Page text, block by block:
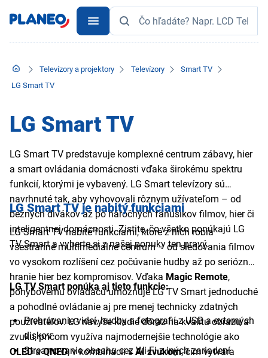
Televízory a projektory Televízory
Smart TV
LG Smart TV
LG Smart TV
LG Smart TV predstavuje komplexné centrum zábavy, hier
a smart ovládania domácnosti vďaka širokému spektru
funkcií, ktorými je vybavený. LG Smart televízory sú
navrhnuté tak, aby vyhovovali rôznym užívateľom – od
bežných divákov až po náročných fanúšikov filmov, hier či
inteligentnej domácnosti. Zistite, čo všetko ponúkajú LG
TV Smart a vyberte si z našej ponuky ten pravý.
LG Smart TV je nabitý funkciami
LG Smart TV nabité funkciami, ktoré z nich robia
všestranné multimediálne centrum – od sledovania filmov
vo vysokom rozlíšení cez počúvanie hudby až po seriózne
hranie hier bez kompromisov. Vďaka Magic Remote,
pohybovému ovládaču umoznuje LG TV Smart jednoduché
a pohodlné ovládanie aj pre menej technicky zdatných
používateľov. LG navyše kladie dôraz na kvalitu obrazu a
zvuku, pričom využíva najmodernejšie technológie ako
OLEDaQNED, v kombinácii sAI zvukom, čím vytvára
LG TV Smart ponúka aj tieto funkcie:
Prehrávanie videí, hudby a fotografií z USB a externých
diskov
Streamovanie obsahu cez Wi-Fi z iných zariadení